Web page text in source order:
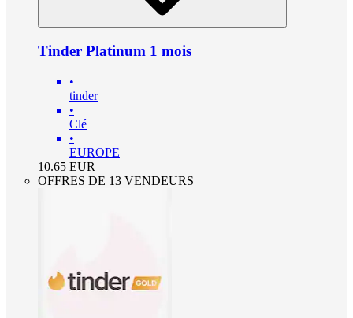
Tinder Platinum 1 mois
•
tinder
•
Clé
•
EUROPE
10.65 EUR
OFFRES DE 13 VENDEURS